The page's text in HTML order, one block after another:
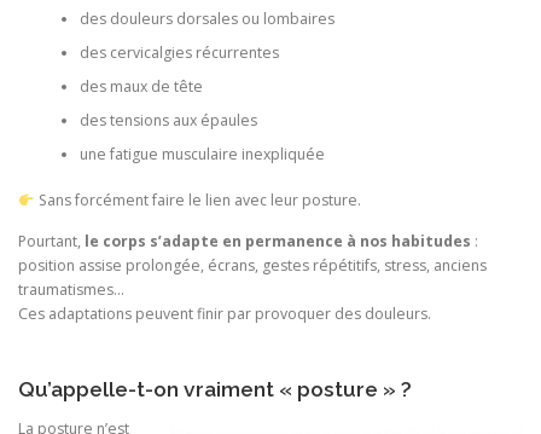
des douleurs dorsales ou lombaires
des cervicalgies récurrentes
des maux de tête
des tensions aux épaules
une fatigue musculaire inexpliquée
Sans forcément faire le lien avec leur posture.
Pourtant, le corps s’adapte en permanence à nos habitudes :
position assise prolongée, écrans, gestes répétitifs, stress, anciens
traumatismes…
Ces adaptations peuvent finir par provoquer des douleurs.
Qu’appelle-t-on vraiment « posture » ?
La posture n’est